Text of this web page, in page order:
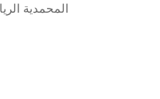
المحمدية الرياض